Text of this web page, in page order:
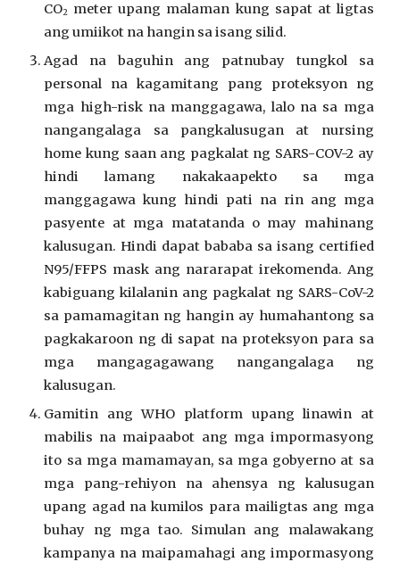
CO2
meter upang malaman kung sapat at ligtas
ang umiikot na hangin sa isang silid.
Agad na baguhin ang patnubay tungkol sa
personal na kagamitang pang proteksyon ng
mga high-risk na manggagawa, lalo na sa mga
nangangalaga sa pangkalusugan at nursing
home kung saan ang pagkalat ng SARS-COV-2 ay
hindi lamang nakakaapekto sa mga
manggagawa kung hindi pati na rin ang mga
pasyente at mga matatanda o may mahinang
kalusugan. Hindi dapat bababa sa isang certified
N95/FFPS mask ang nararapat irekomenda. Ang
kabiguang kilalanin ang pagkalat ng SARS-CoV-2
sa pamamagitan ng hangin ay humahantong sa
pagkakaroon ng di sapat na proteksyon para sa
mga mangagagawang nangangalaga ng
kalusugan.
Gamitin ang WHO platform upang linawin at
mabilis na maipaabot ang mga impormasyong
ito sa mga mamamayan, sa mga gobyerno at sa
mga pang-rehiyon na ahensya ng kalusugan
upang agad na kumilos para mailigtas ang mga
buhay ng mga tao. Simulan ang malawakang
kampanya na maipamahagi ang impormasyong